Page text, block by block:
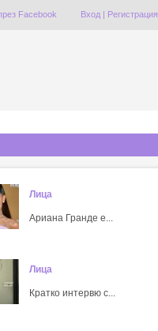
Facebook Вход| Регистрация
Лица
Ариана Гранде е...
Лица
Кратко интервю с...